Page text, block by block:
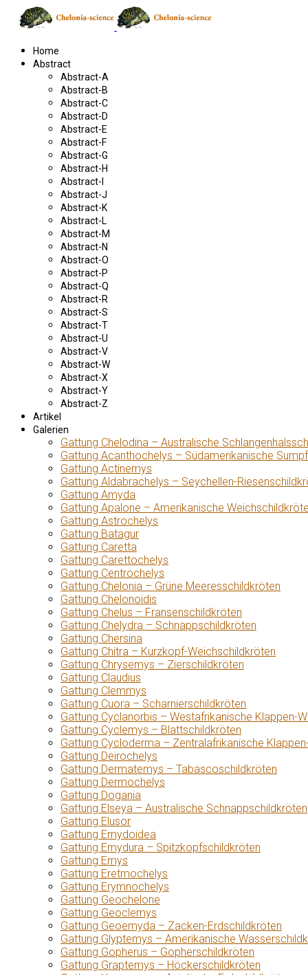
Home
Abstract
Abstract-A
Abstract-B
Abstract-C
Abstract-D
Abstract-E
Abstract-F
Abstract-G
Abstract-H
Abstract-I
Abstract-J
Abstract-K
Abstract-L
Abstract-M
Abstract-N
Abstract-O
Abstract-P
Abstract-Q
Abstract-R
Abstract-S
Abstract-T
Abstract-U
Abstract-V
Abstract-W
Abstract-X
Abstract-Y
Abstract-Z
Artikel
Galerien
Gattung Chelodina – Australische
Gattung Acanthochelys – Südamerikanische
Gattung Actinemys
Gattung Aldabrachelys – Seychellen-
Gattung Amyda
Gattung Apalone – Amerikanische
Gattung Astrochelys
Gattung Batagur
Gattung Caretta
Gattung Carettochelys
Gattung Centrochelys
Gattung Chelonia – Grüne Meeresschildkröten
Gattung Chelonoidis
Gattung Chelus – Fransenschildkröten
Gattung Chelydra – Schnappschildkröten
Gattung Chersina
Gattung Chitra – Kurzkopf-Weichschildkröten
Gattung Chrysemys – Zierschildkröten
Gattung Claudius
Gattung Clemmys
Gattung Cuora – Scharnierschildkröten
Gattung Cyclanorbis – Westafrikanische Klappen-
Gattung Cyclemys – Blattschildkröten
Gattung Cycloderma – Zentralafrikanische
Gattung Deirochelys
Gattung Dermatemys – Tabascoschildkröten
Gattung Dermochelys
Gattung Dogania
Gattung Elseya – Australische Schnappschildkröten
Gattung Elusor
Gattung Emydoidea
Gattung Emydura – Spitzkopfschildkröten
Gattung Emys
Gattung Eretmochelys
Gattung Erymnochelys
Gattung Geochelone
Gattung Geoclemys
Gattung Geoemyda – Zacken-Erdschildkröten
Gattung Glyptemys – Amerikanische
Gattung Gopherus – Gopherschildkröten
Gattung Graptemys – Höckerschildkröten